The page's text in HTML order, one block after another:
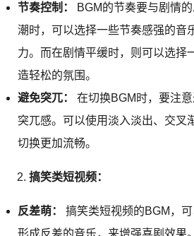
节奏控制：
BGM的节奏要与剧情
潮时，可以选择一些节奏感强的音
力。而在剧情平缓时，则可以选择
造轻松的氛围。
避免突兀：
在切换BGM时，要注
突兀感。可以使用淡入淡出、交叉
切换更加流畅。
搞笑类短视频：
反差萌：
搞笑类短视频的BGM，
形成反差的音乐，来增强喜剧效果